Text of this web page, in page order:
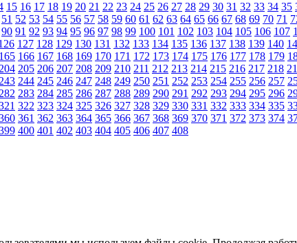
15 16 17 18 19 20 21 22 23 24 25 26 27 28 29 30 31 32 33 34 35
51 52 53 54 55 56 57 58 59 60 61 62 63 64 65 66 67 68 69 70 71
90 91 92 93 94 95 96 97 98 99 100 101 102 103 104 105 106 107
127 128 129 130 131 132 133 134 135 136 137 138 139 140
165 166 167 168 169 170 171 172 173 174 175 176 177 178 179
204 205 206 207 208 209 210 211 212 213 214 215 216 217 218
243 244 245 246 247 248 249 250 251 252 253 254 255 256 257
282 283 284 285 286 287 288 289 290 291 292 293 294 295 296
322 323 324 325 326 327 328 329 330 331 332 333 334 335
361 362 363 364 365 366 367 368 369 370 371 372 373 374
400 401 402 403 404 405 406 407 408